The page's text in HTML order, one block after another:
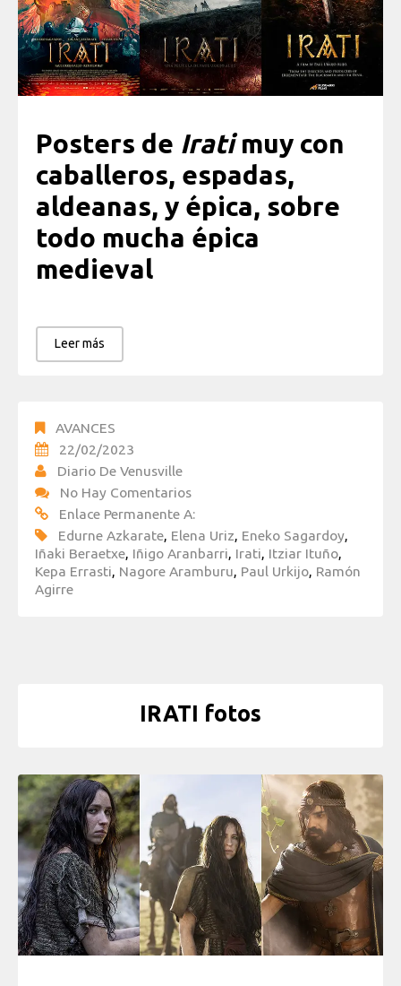
Posters de Iratimuy con
caballeros, espadas,
aldeanas, y épica, sobre
todo mucha épica
medieval
Leer más
AVANCES
22/02/2023
Diario De Venusville
No Hay Comentarios
Enlace Permanente A:
Edurne Azkarate, Elena Uriz, Eneko Sagardoy,
Iñaki Beraetxe, Iñigo Aranbarri, Irati, Itziar Ituño,
Kepa Errasti, Nagore Aramburu, Paul Urkijo, Ramón
Agirre
IRATI fotos